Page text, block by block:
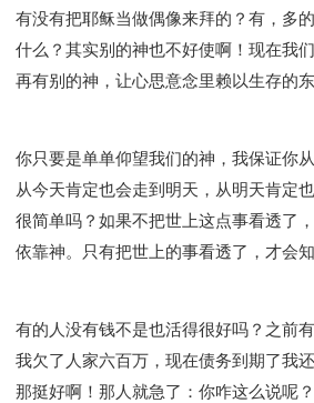
有没有把耶稣当做偶像来拜的？有，多
什么？其实别的神也不好使啊！现在我
再有别的神，让心思意念里赖以生存的东
你只要是单单仰望我们的神，我保证你
从今天肯定也会走到明天，从明天肯定
很简单吗？如果不把世上这点事看透了
依靠神。只有把世上的事看透了，才会
有的人没有钱不是也活得很好吗？之前
我欠了人家六百万，现在债务到期了我
那挺好啊！那人就急了：你咋这么说呢